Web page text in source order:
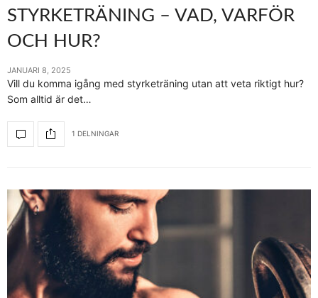
STYRKETRÄNING – VAD, VARFÖR
OCH HUR?
JANUARI 8, 2025
Vill du komma igång med styrketräning utan att veta riktigt hur?
Som alltid är det…
1 DELNINGAR